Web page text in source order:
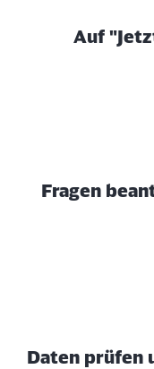
Auf
Fragen
Daten prüfen